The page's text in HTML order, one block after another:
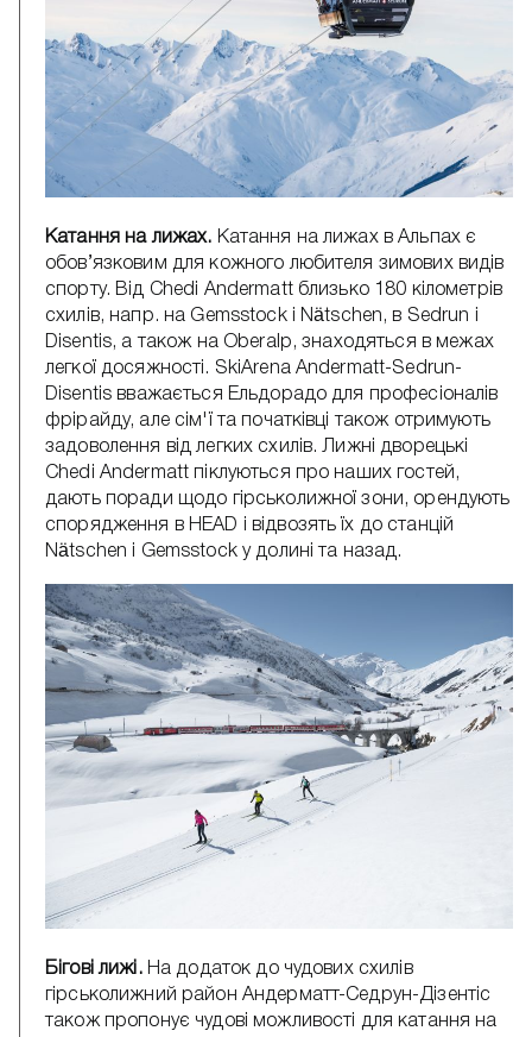
Катання на лижах. Катання на лижах в Альпах є
обов’язковим для кожного любителя зимових видів
спорту. Від Chedi Andermatt близько 180 кілометрів
схилів, напр. на Gemsstock і Nätschen, в Sedrun і
Disentis, а також на Oberalp, знаходяться в межах
легкої досяжності. SkiArena Andermatt-Sedrun-
Disentis вважається Ельдорадо для професіоналів
фрірайду, але сім'ї та початківці також отримують
задоволення від легких схилів. Лижні дворецькі
Chedi Andermatt піклуються про наших гостей,
дають поради щодо гірськолижної зони, орендують
спорядження в HEAD і відвозять їх до станцій
Nätschen і Gemsstock у долині та назад.
Бігові лижі. На додаток до чудових схилів
гірськолижний район Андерматт-Седрун-Дізентіс
також пропонує чудові можливості для катання на